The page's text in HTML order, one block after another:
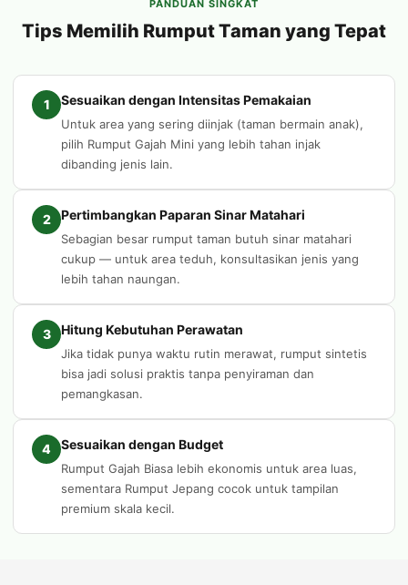
PANDUAN SINGKAT
Tips Memilih Rumput Taman yang Tepat
1 Sesuaikan dengan Intensitas Pemakaian
Untuk area yang sering diinjak (taman bermain anak),
pilih Rumput Gajah Mini yang lebih tahan injak
dibanding jenis lain.
2 Pertimbangkan Paparan Sinar Matahari
Sebagian besar rumput taman butuh sinar matahari
cukup — untuk area teduh, konsultasikan jenis yang
lebih tahan naungan.
3 Hitung Kebutuhan Perawatan
Jika tidak punya waktu rutin merawat, rumput sintetis
bisa jadi solusi praktis tanpa penyiraman dan
pemangkasan.
4 Sesuaikan dengan Budget
Rumput Gajah Biasa lebih ekonomis untuk area luas,
sementara Rumput Jepang cocok untuk tampilan
premium skala kecil.